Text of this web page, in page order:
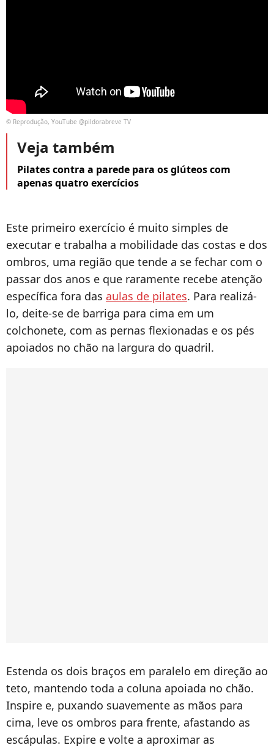
© Reprodução, YouTube @pildorabreve TV
Veja também
Pilates contra a parede para os glúteos com
apenas quatro exercícios
Este primeiro exercício é muito simples de
executar e trabalha a mobilidade das costas e dos
ombros, uma região que tende a se fechar com o
passar dos anos e que raramente recebe atenção
específica fora das aulas de pilates. Para realizá-
lo, deite-se de barriga para cima em um
colchonete, com as pernas flexionadas e os pés
apoiados no chão na largura do quadril.
Estenda os dois braços em paralelo em direção ao
teto, mantendo toda a coluna apoiada no chão.
Inspire e, puxando suavemente as mãos para
cima, leve os ombros para frente, afastando as
escápulas. Expire e volte a aproximar as